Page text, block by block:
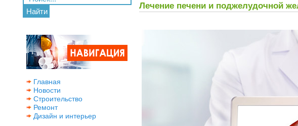
Найти
Главная
Новости
Строительство
Ремонт
Дизайн и интерьер
Лечение печени и поджелудочной